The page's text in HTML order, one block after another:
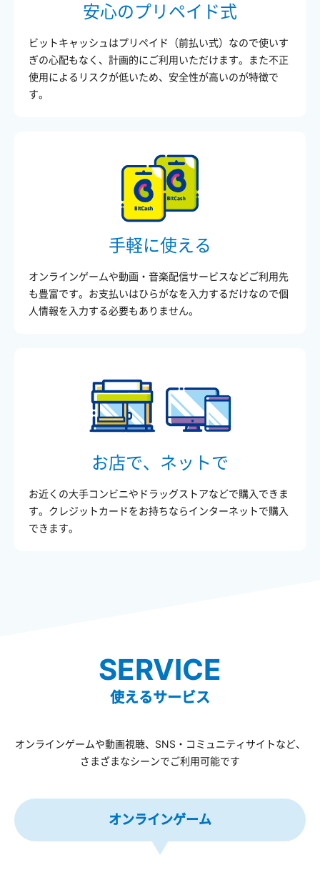
安心のプリペイド式
ビットキャッシュはプリペイド（前払い式）なので使いす
ぎの心配もなく、計画的にご利用いただけます。また不正
使用によるリスクが低いため、安全性が高いのが特徴で
す。
手軽に使える
オンラインゲームや動画・音楽配信サービスなどご利用先
も豊富です。お支払いはひらがなを入力するだけなので個
人情報を入力する必要もありません。
お店で、ネットで
お近くの大手コンビニやドラッグストアなどで購入できま
す。クレジットカードをお持ちならインターネットで購入
できます。
SERVICE
使えるサービス
オンラインゲームや動画視聴、SNS・コミュニティサイトなど、
さまざまなシーンでご利用可能です
オンラインゲーム